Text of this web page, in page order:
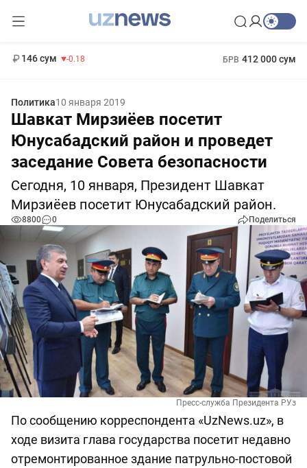
146 сум -0.18 БРВ 412 000 сум
Политика10 января 2019
Шавкат Мирзиёев посетит
Юнусабадский район и проведет
заседание Совета безопасности
Сегодня, 10 января, Президент Шавкат
Мирзиёев посетит Юнусабадский район.
8800 0 Поделиться
Пресс-служба Президента РУз
По сообщению корреспондента «UzNews.uz», в
ходе визита глава государства посетит недавно
отремонтированное здание патрульно-постовой